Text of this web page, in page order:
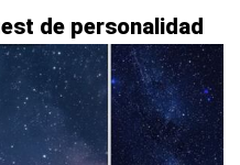
de personalidad